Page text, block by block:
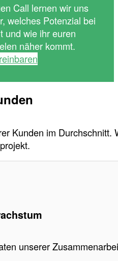
Call lernen wir uns
welches Potenzial bei
und wie ihr euren
näher kommt.
Kunden im Durchschnitt.
unserer